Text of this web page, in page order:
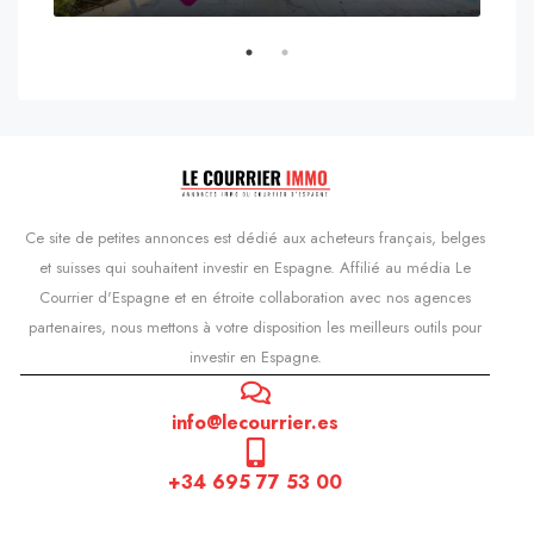
Ce site de petites annonces est dédié aux acheteurs français, belges
et suisses qui souhaitent investir en Espagne. Affilié au média Le
Courrier d'Espagne et en étroite collaboration avec nos agences
partenaires, nous mettons à votre disposition les meilleurs outils pour
investir en Espagne.
info@lecourrier.es
+34 695 77 53 00